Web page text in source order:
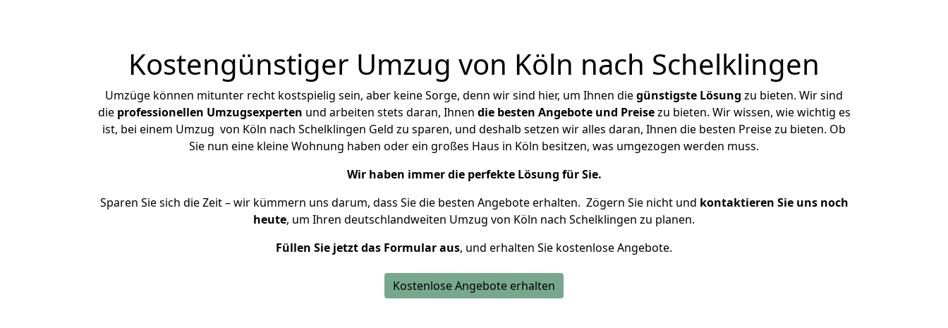
Kostengünstiger Umzug von Köln nach Schelklingen
Umzüge können mitunter recht kostspielig sein, aber keine Sorge, denn wir sind hier, um Ihnen diegünstigste Lösung zu bieten. Wir sind
die professionellen Umzugsexperten und arbeiten stets daran, Ihnen die besten Angebote und Preisezu bieten. Wir wissen, wie wichtig es
ist, bei einem Umzug von Köln nach Schelklingen Geld zu sparen, und deshalb setzen wir alles daran, Ihnen die besten Preise zu bieten. Ob
Sie nun eine kleine Wohnung haben oder ein großes Haus in Köln besitzen, was umgezogen werden muss.
Wir haben immer die perfekte Lösung für Sie.
Sparen Sie sich die Zeit – wir kümmern uns darum, dass Sie die besten Angebote erhalten. Zögern Sie nicht und kontaktieren Sie uns noch
heute, um Ihren deutschlandweiten Umzug von Köln nach Schelklingen zu planen.
Füllen Sie jetzt das Formular aus, und erhalten Sie kostenlose Angebote.
Kostenlose Angebote erhalten